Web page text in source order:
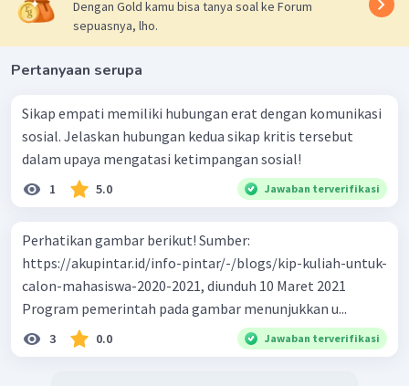
Dengan Gold kamu bisa tanya soal ke Forum
sepuasnya, lho.
Pertanyaan serupa
Sikap empati memiliki hubungan erat dengan komunikasi
sosial. Jelaskan hubungan kedua sikap kritis tersebut
dalam upaya mengatasi ketimpangan sosial!
1 5.0 Jawaban terverifikasi
Perhatikan gambar berikut! Sumber:
https://akupintar.id/info-pintar/-/blogs/kip-kuliah-untuk-
calon-mahasiswa-2020-2021, diunduh 10 Maret 2021
Program pemerintah pada gambar menunjukkan u...
3 0.0 Jawaban terverifikasi